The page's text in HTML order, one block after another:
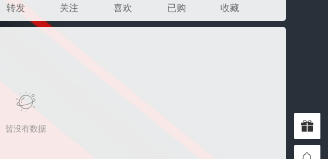
转发 关注 喜欢 已购 收藏
暂没有数据